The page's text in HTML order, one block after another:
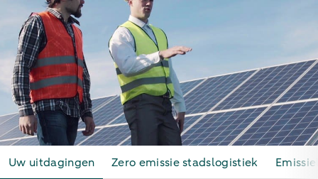
Uw uitdagingen Zero emissie stadslogistiek